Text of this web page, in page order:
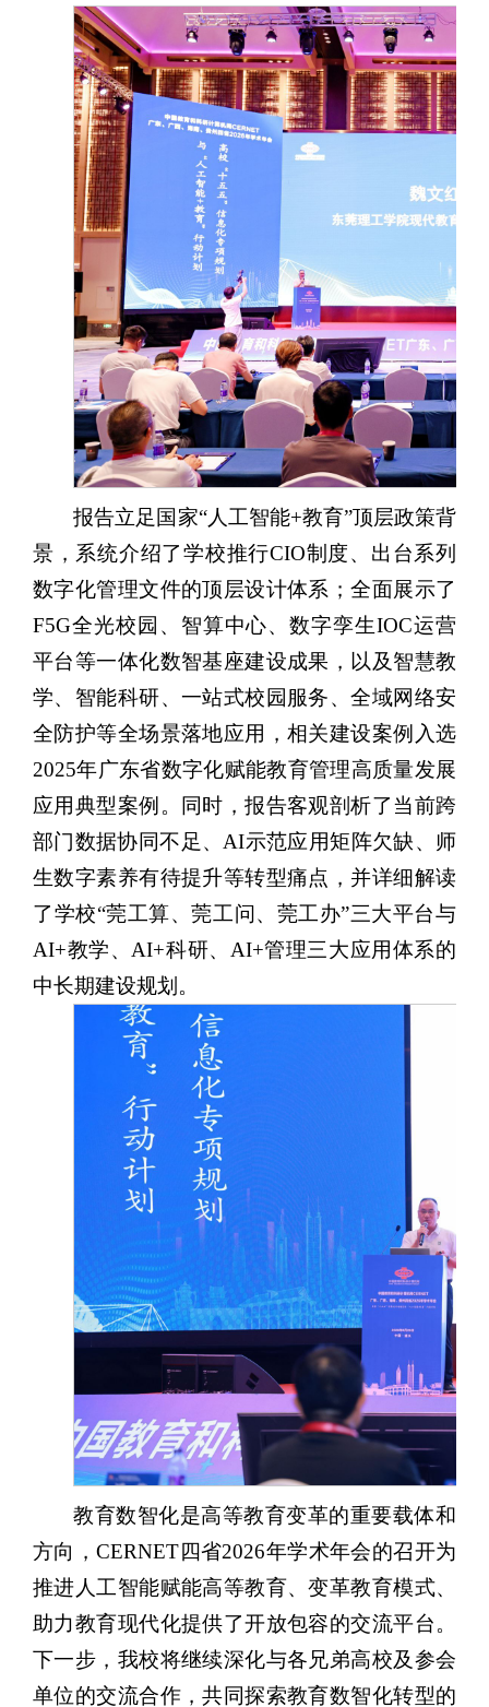
报告立足国家“人工智能+教育”顶层政策背
景，系统介绍了学校推行CIO制度、出台系列
数字化管理文件的顶层设计体系；全面展示了
F5G全光校园、智算中心、数字孪生IOC运营
平台等一体化数智基座建设成果，以及智慧教
学、智能科研、一站式校园服务、全域网络安
全防护等全场景落地应用，相关建设案例入选
2025年广东省数字化赋能教育管理高质量发展
应用典型案例。同时，报告客观剖析了当前跨
部门数据协同不足、AI示范应用矩阵欠缺、师
生数字素养有待提升等转型痛点，并详细解读
了学校“莞工算、莞工问、 莞工办”三大平台与
AI+教学、AI+科研、AI+管理三大应用体系的
中长期建设规划。
教育数智化是高等教育变革的重要载体和
方向，CERNET四省2026年学术年会的召开为
推进人工智能赋能高等教育、变革教育模式、
助力教育现代化提供了开放包容的交流平台。
下一步，我校将继续深化与各兄弟高校及参会
单位的交流合作，共同探索教育数智化转型的